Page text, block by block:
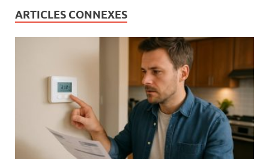
ARTICLES CONNEXES